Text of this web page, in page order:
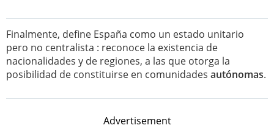
Finalmente, define España como un estado unitario
pero no centralista : reconoce la existencia de
nacionalidades y de regiones, a las que otorga la
posibilidad de constituirse en comunidades autónomas.
Advertisement